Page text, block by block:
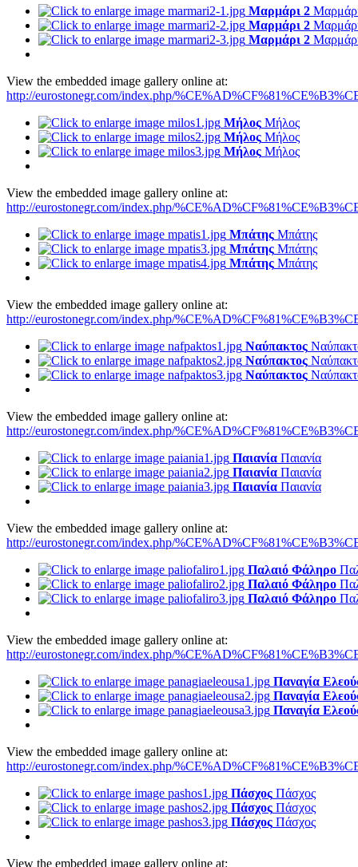
Μαρμάρι 2
Μαρμάρι 2
Μαρμάρι 2
View the embedded image gallery online at:
http://eurostonegr.com/index.php/
Μήλος Μήλος
Μήλος Μήλος
Μήλος Μήλος
View the embedded image gallery online at:
http://eurostonegr.com/index.php/
Μπάτης Μπάτης
Μπάτης Μπάτης
Μπάτης Μπάτης
View the embedded image gallery online at:
http://eurostonegr.com/index.php/
Ναύπακτος
Ναύπακτος
Ναύπακτος
View the embedded image gallery online at:
http://eurostonegr.com/index.php/
Παιανία Παιανία
Παιανία Παιανία
Παιανία Παιανία
View the embedded image gallery online at:
http://eurostonegr.com/index.php/
Παλαιό Φάληρο
Παλαιό Φάληρο
Παλαιό Φάληρο
View the embedded image gallery online at:
http://eurostonegr.com/index.php/
Παναγία
Παναγία
Παναγία
View the embedded image gallery online at:
http://eurostonegr.com/index.php/
Πάσχος Πάσχος
Πάσχος Πάσχος
Πάσχος Πάσχος
View the embedded image gallery online at: